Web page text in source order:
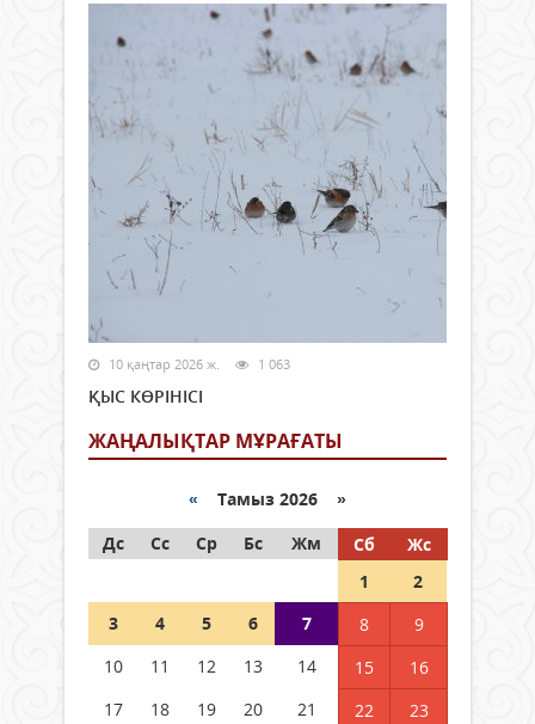
10 қаңтар 2026 ж. 1 063
ҚЫС КӨРІНІСІ
ЖАҢАЛЫҚТАР МҰРАҒАТЫ
« Тамыз 2026 »
Дс
Сс Ср Бс Жм Сб
Жс
1
2
3
4 5 6 7 8
9
10
11 12 13 14 15
16
17
18 19 20 21 22
23